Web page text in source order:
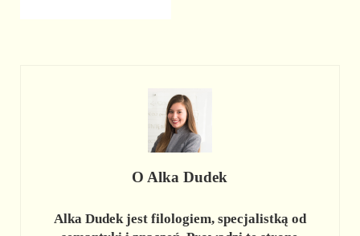
OAlka Dudek
Alka Dudek jest filologiem, specjalistką od